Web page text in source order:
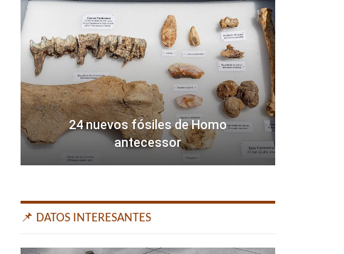
24 nuevos fósiles de Homo
antecessor
📌 DATOS INTERESANTES